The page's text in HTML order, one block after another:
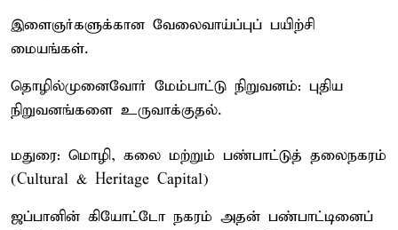
இளைஞர்களுக்கான வேலைவாய்ப்புப் பயிற்சி
மையங்கள்.
தொழில்முனைவோர் மேம்பாட்டு நிறுவனம்: புதிய
நிறுவனங்களை உருவாக்குதல்.
மதுரை: மொழி, கலை மற்றும் பண்பாட்டுத் தலைநகரம்
(Cultural & Heritage Capital)
ஜப்பானின் கியோட்டோ நகரம் அதன் பண்பாட்டினைப்